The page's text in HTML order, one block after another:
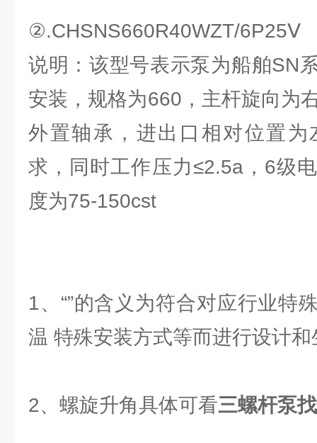
②.CHSNS660R40WZT/6P25Ⅴ
说明：该型号表示泵为船舶SN
安装，规格为660，主杆旋向为
外置轴承，进出口相对位置为
求，同时工作压力≤2.5a，6级
度为75-150cst
1、“”的含义为符合对应行业特
温 特殊安装方式等而进行设计
2、螺旋升角具体可看三螺杆泵找